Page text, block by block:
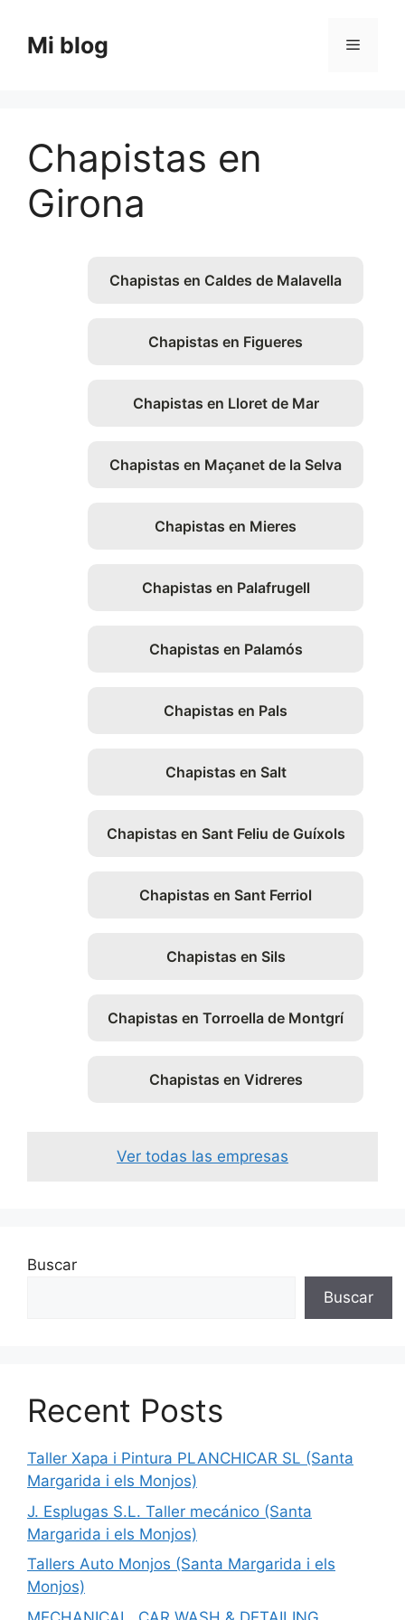
contenido
Mi blog Menú
Chapistas en
Girona
Chapistas en Caldes de Malavella
Chapistas en Figueres
Chapistas en Lloret de Mar
Chapistas en Maçanet de la Selva
Chapistas en Mieres
Chapistas en Palafrugell
Chapistas en Palamós
Chapistas en Pals
Chapistas en Salt
Chapistas en Sant Feliu de Guíxols
Chapistas en Sant Ferriol
Chapistas en Sils
Chapistas en Torroella de Montgrí
Chapistas en Vidreres
Ver todas las empresas
Buscar
Buscar
Recent Posts
Taller Xapa i Pintura PLANCHICAR SL (Santa
Margarida i els Monjos)
J. Esplugas S.L. Taller mecánico (Santa
Margarida i els Monjos)
Tallers Auto Monjos (Santa Margarida i els
Monjos)